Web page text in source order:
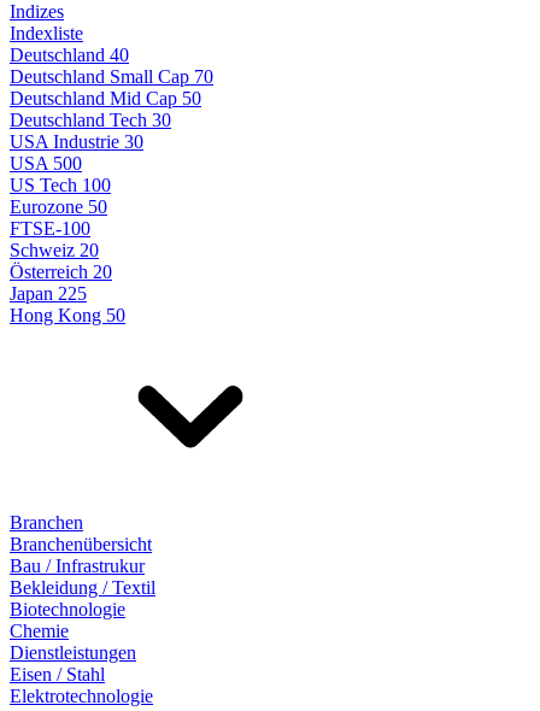
Indizes
Indexliste
Deutschland 40
Deutschland Small Cap 70
Deutschland Mid Cap 50
Deutschland Tech 30
USA Industrie 30
USA 500
US Tech 100
Eurozone 50
FTSE-100
Schweiz 20
Österreich 20
Japan 225
Hong Kong 50
Branchen
Branchenübersicht
Bau / Infrastrukur
Bekleidung / Textil
Biotechnologie
Chemie
Dienstleistungen
Eisen / Stahl
Elektrotechnologie